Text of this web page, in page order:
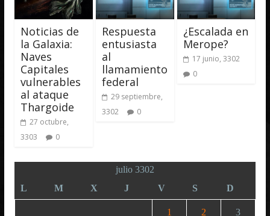
Noticias de
la Galaxia:
Naves
Capitales
vulnerables
al ataque
Thargoide
27 octubre,
3303
0
Respuesta
entusiasta
al
llamamiento
federal
29 septiembre,
3302
0
¿Escalada en
Merope?
17 junio, 3302
0
julio 3302
L
M X J V S D
1 2 3